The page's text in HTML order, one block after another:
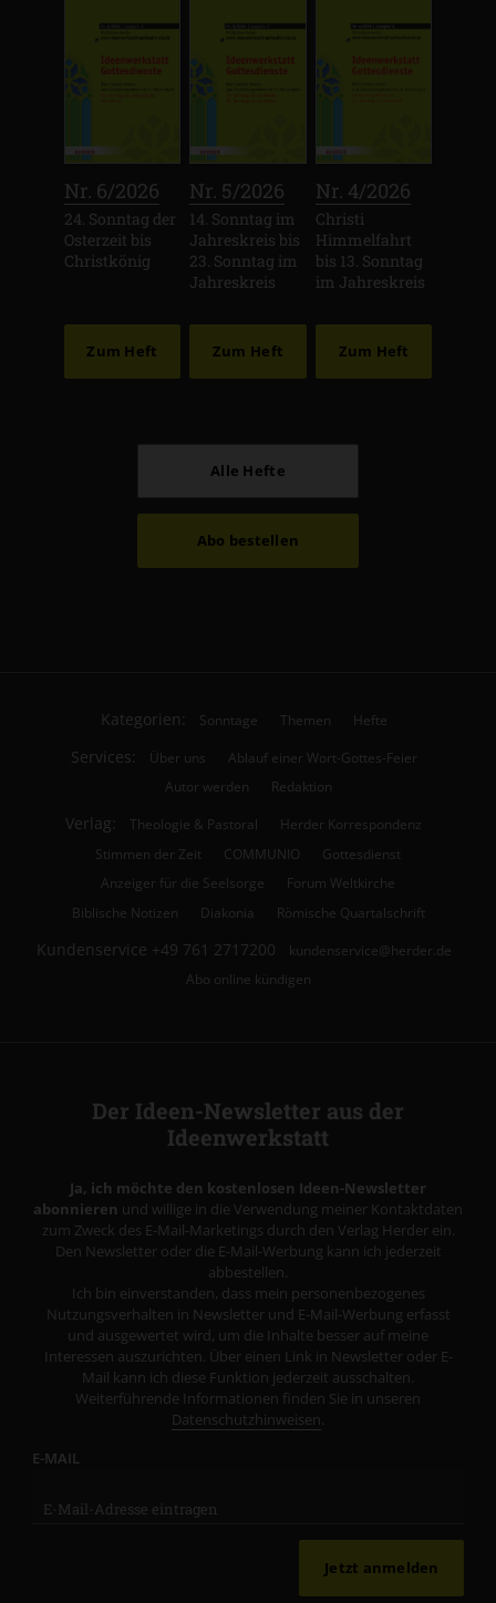
Nr. 6/2026
24. Sonntag der
Osterzeit bis
Christkönig
Zum Heft
Nr. 5/2026
14. Sonntag im
Jahreskreis bis
23. Sonntag im
Jahreskreis
Zum Heft
Nr. 4/2026
Christi
Himmelfahrt
bis 13. Sonntag
im Jahreskreis
Zum Heft
Alle Hefte
Abo bestellen
Kategorien: Sonntage Themen Hefte
Services: Über uns
Ablauf einer Wort-Gottes-Feier
Autor werden
Redaktion
Verlag: Theologie & Pastoral
Herder Korrespondenz
Stimmen der Zeit
COMMUNIO
Gottesdienst
Anzeiger für die Seelsorge
Forum Weltkirche
Biblische Notizen
Diakonia Römische Quartalschrift
Kundenservice +49 761 2717200
kundenservice@herder.de
Abo online kündigen
Der Ideen-Newsletter aus der
Ideenwerkstatt
Ja, ich möchte den kostenlosen Ideen-Newsletter
abonnieren und willige in die Verwendung meiner Kontaktdaten
zum Zweck des E-Mail-Marketings durch den Verlag Herder ein.
Den Newsletter oder die E-Mail-Werbung kann ich jederzeit
abbestellen.
Ich bin einverstanden, dass mein personenbezogenes
Nutzungsverhalten in Newsletter und E-Mail-Werbung erfasst
und ausgewertet wird, um die Inhalte besser auf meine
Interessen auszurichten. Über einen Link in Newsletter oder E-
Mail kann ich diese Funktion jederzeit ausschalten.
Weiterführende Informationen finden Sie in unseren
Datenschutzhinweisen.
E-MAIL
Jetzt anmelden